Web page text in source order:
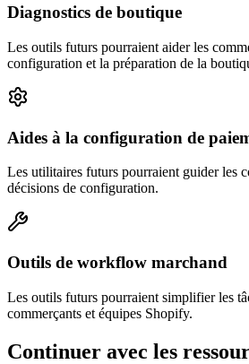
Diagnostics de boutique
Les outils futurs pourraient aider les
configuration et la préparation de la
Aides à la configuration de
Les utilitaires futurs pourraient guider les
décisions de configuration.
Outils de workflow marchand
Les outils futurs pourraient simplifier les
commerçants et équipes Shopify.
Continuer avec les